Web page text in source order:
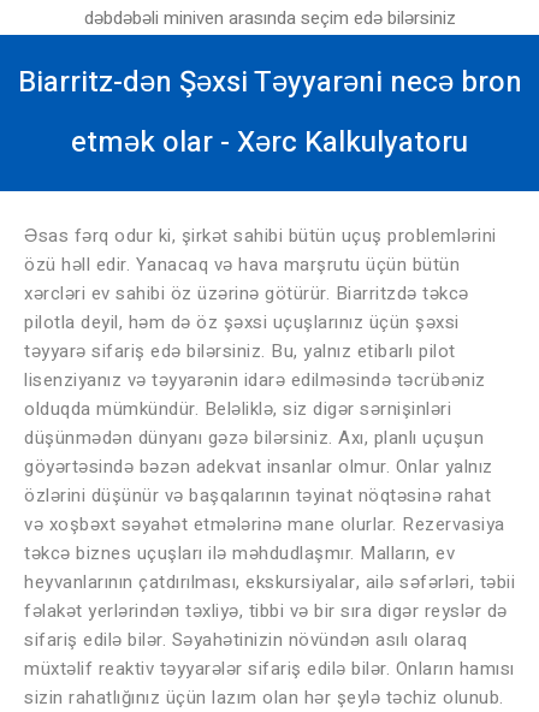
dəbdəbəli miniven arasında seçim edə bilərsiniz
Biarritz-dən Şəxsi Təyyarəni necə bron
etmək olar - Xərc Kalkulyatoru
Əsas fərq odur ki, şirkət sahibi bütün uçuş problemlərini
özü həll edir. Yanacaq və hava marşrutu üçün bütün
xərcləri ev sahibi öz üzərinə götürür. Biarritzdə təkcə
pilotla deyil, həm də öz şəxsi uçuşlarınız üçün şəxsi
təyyarə sifariş edə bilərsiniz. Bu, yalnız etibarlı pilot
lisenziyanız və təyyarənin idarə edilməsində təcrübəniz
olduqda mümkündür. Beləliklə, siz digər sərnişinləri
düşünmədən dünyanı gəzə bilərsiniz. Axı, planlı uçuşun
göyərtəsində bəzən adekvat insanlar olmur. Onlar yalnız
özlərini düşünür və başqalarının təyinat nöqtəsinə rahat
və xoşbəxt səyahət etmələrinə mane olurlar. Rezervasiya
təkcə biznes uçuşları ilə məhdudlaşmır. Malların, ev
heyvanlarının çatdırılması, ekskursiyalar, ailə səfərləri, təbii
fəlakət yerlərindən təxliyə, tibbi və bir sıra digər reyslər də
sifariş edilə bilər. Səyahətinizin növündən asılı olaraq
müxtəlif reaktiv təyyarələr sifariş edilə bilər. Onların hamısı
sizin rahatlığınız üçün lazım olan hər şeylə təchiz olunub.